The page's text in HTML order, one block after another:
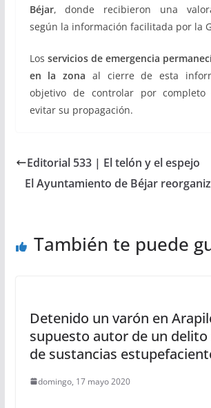
Béjar, donde recibieron una
según la información facilitada por la
Los servicios de emergencia
en la zona al cierre de esta
objetivo de controlar por
evitar su propagación.
Editorial 533 | El telón y el espejo
El Ayuntamiento de Béjar
También te puede
Detenido un varón en
supuesto autor de un
de sustancias
domingo, 17 mayo 2020